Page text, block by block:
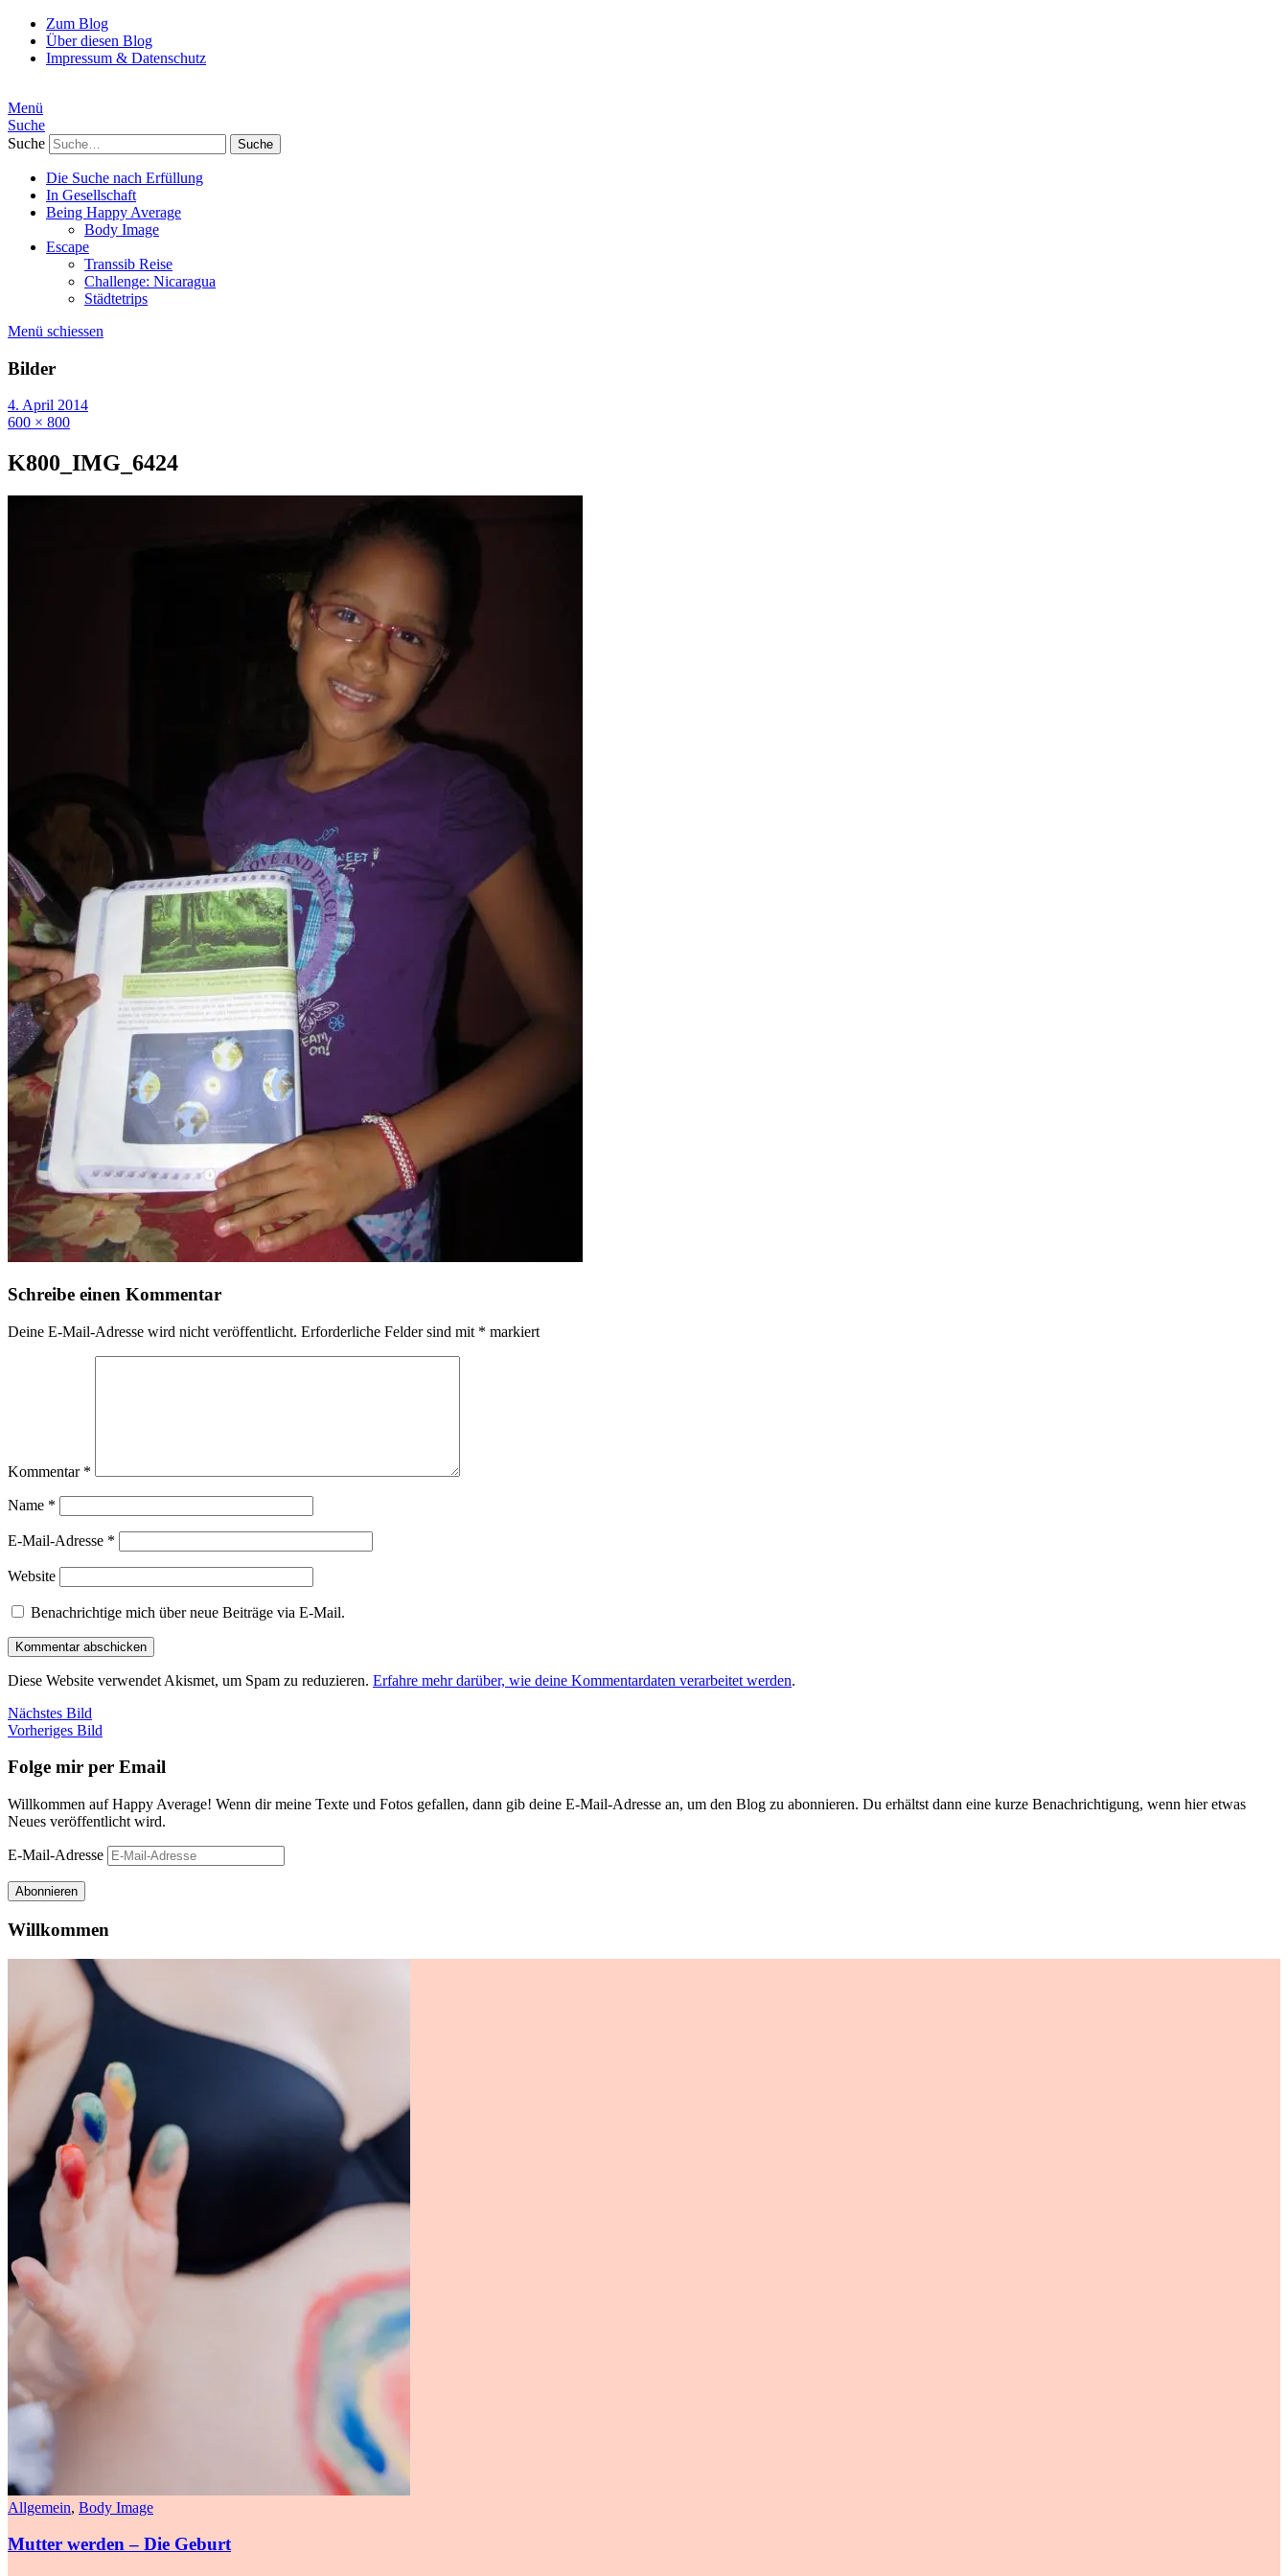
Zum Blog
Über diesen Blog
Impressum & Datenschutz
Menü
Suche
Suche
Die Suche nach Erfüllung
In Gesellschaft
Being Happy Average
Body Image
Escape
Transsib Reise
Challenge: Nicaragua
Städtetrips
Menü schiessen
Bilder
4. April 2014
600 × 800
K800_IMG_6424
Schreibe einen Kommentar
Deine E-Mail-Adresse wird nicht veröffentlicht. Erforderliche Felder sind mit * markiert
Kommentar *
Name *
E-Mail-Adresse *
Website
Benachrichtige mich über neue Beiträge via E-Mail.
Diese Website verwendet Akismet, um Spam zu reduzieren. Erfahre mehr darüber, wie deine Kommentardaten verarbeitet werden.
Nächstes Bild
Vorheriges Bild
Folge mir per Email
Willkommen auf Happy Average! Wenn dir meine Texte und Fotos gefallen, dann gib deine E-Mail-Adresse an, um den Blog zu abonnieren. Du erhältst dann eine kurze Benachrichtigung, wenn hier etwas
Neues veröffentlicht wird.
E-Mail-Adresse
Abonnieren
Willkommen
Allgemein, Body Image
Mutter werden – Die Geburt